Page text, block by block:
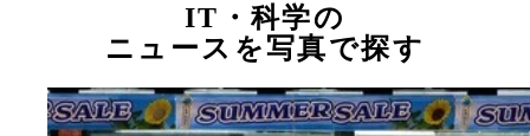
IT・科学の
ニュースを写真で探す